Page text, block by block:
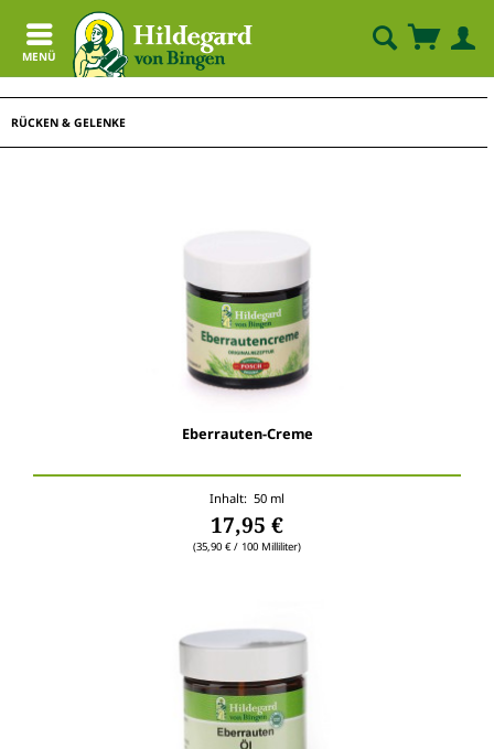
MENÜ
RÜCKEN & GELENKE
Eberrauten-Creme
Inhalt: 50 ml
17,95 €
(35,90 € / 100 Milliliter)